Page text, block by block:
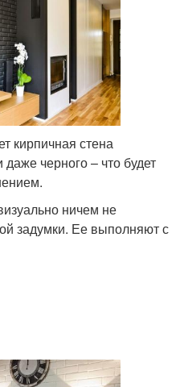
кирпичная стена
даже черного – что будет
ничем не
задумки. Ее выполняют с